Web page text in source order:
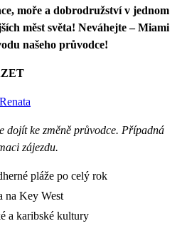
moře a dobrodružství v jednom
měst světa! Neváhejte – Miami
našeho průvodce!
dojít ke změně průvodce. Případná
zájezdu.
pláže po celý rok
na Key West
a karibské kultury